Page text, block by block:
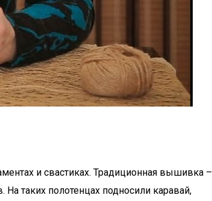
и свастиках. Традиционная вышивка –
таких полотенцах подносили каравай,